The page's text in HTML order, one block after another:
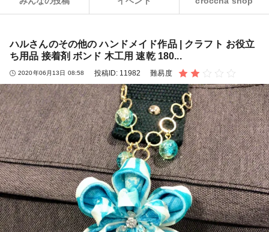
ハルさんのその他の ハンドメイド作品 | クラフト お役立
ち用品 接着剤 ボンド 木工用 速乾 180...
2020年06月13日 08:58 投稿ID: 11982 難易度